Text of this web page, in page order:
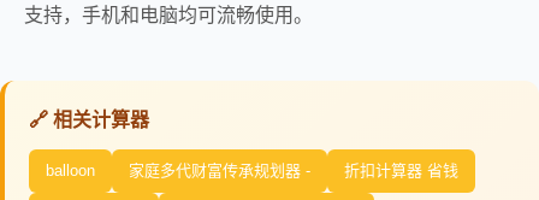
支持，手机和电脑均可流畅使用。
🔗 相关计算器
balloon 家庭多代财富传承规划器 - 折扣计算器 省钱